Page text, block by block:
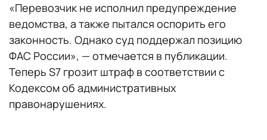
«Перевозчик не исполнил предупреждение
ведомства, а также пытался оспорить его
законность. Однако суд поддержал позицию
ФАС России», — отмечается в публикации.
Теперь S7 грозит штраф в соответствии с
Кодексом об административных
правонарушениях.